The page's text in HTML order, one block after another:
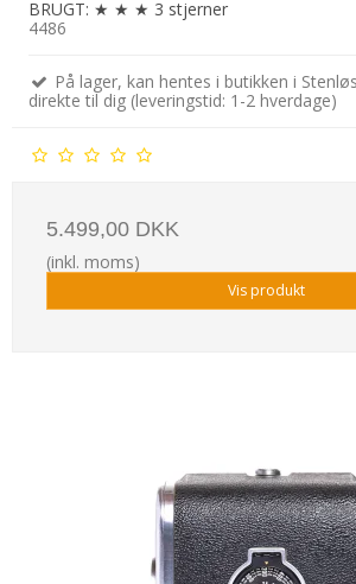
BRUGT: ★ ★ ★ 3 stjerner
4486
På lager, kan hentes i butikken i
direkte til dig (leveringstid: 1-2 hverdage)
5.499,00 DKK
(inkl. moms)
Vis produkt